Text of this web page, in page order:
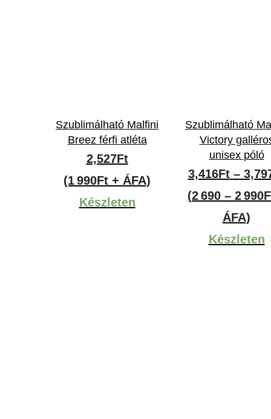
Szublimálható Malfini
Breez férfi atléta
2,527Ft
(1 990Ft + ÁFA)
Készleten
Szublimálható
Victory
unisex póló
3,416Ft –
(2 690 – 2
ÁFA)
Készleten